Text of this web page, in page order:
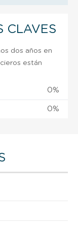
CLAVES
dos años en
están
0%
0%